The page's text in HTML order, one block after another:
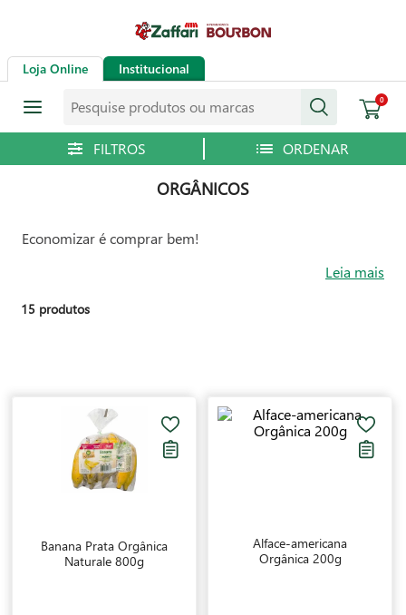
Loja Online Institucional
0
ORGÂNICOS
Economizar é comprar bem!
Leia mais
15 produtos
Banana Prata Orgânica
Naturale 800g
Alface-americana
Orgânica 200g